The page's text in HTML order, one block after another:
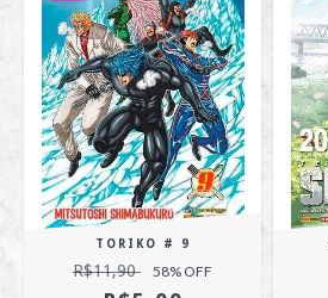
TORIKO # 9
R$11,90 58% OFF